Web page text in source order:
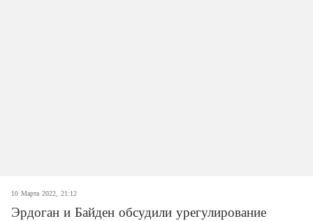
10 Марта 2022, 21:12
Эрдоган и Байден обсудили урегулирование